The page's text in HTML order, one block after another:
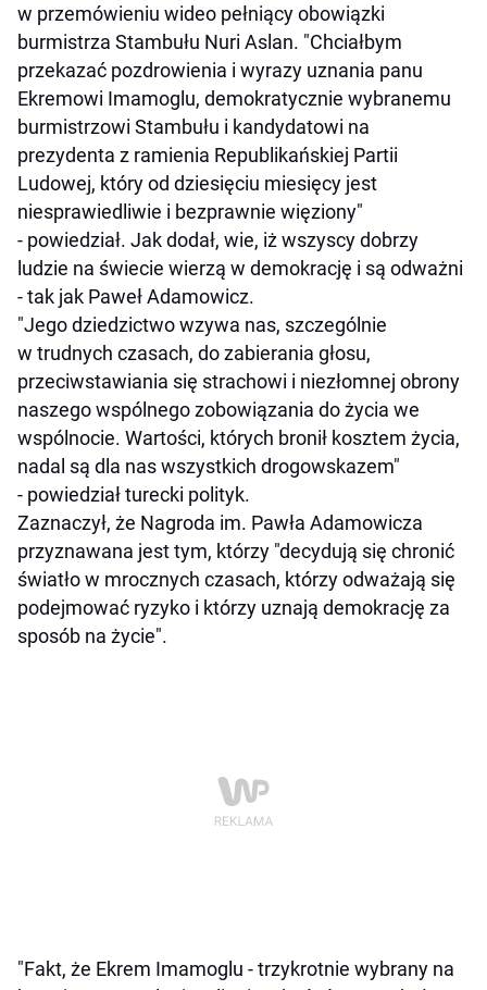
w przemówieniu wideo pełniący obowiązki
burmistrza Stambułu Nuri Aslan. "Chciałbym
przekazać pozdrowienia i wyrazy uznania panu
Ekremowi Imamoglu, demokratycznie wybranemu
burmistrzowi Stambułu i kandydatowi na
prezydenta z ramienia Republikańskiej Partii
Ludowej, który od dziesięciu miesięcy jest
niesprawiedliwie i bezprawnie więziony"
- powiedział. Jak dodał, wie, iż wszyscy dobrzy
ludzie na świecie wierzą w demokrację i są odważni
- tak jak Paweł Adamowicz.
"Jego dziedzictwo wzywa nas, szczególnie
w trudnych czasach, do zabierania głosu,
przeciwstawiania się strachowi i niezłomnej obrony
naszego wspólnego zobowiązania do życia we
wspólnocie. Wartości, których bronił kosztem życia,
nadal są dla nas wszystkich drogowskazem"
- powiedział turecki polityk.
Zaznaczył, że Nagroda im. Pawła Adamowicza
przyznawana jest tym, którzy "decydują się chronić
światło w mrocznych czasach, którzy odważają się
podejmować ryzyko i którzy uznają demokrację za
sposób na życie".
"Fakt, że Ekrem Imamoglu - trzykrotnie wybrany na